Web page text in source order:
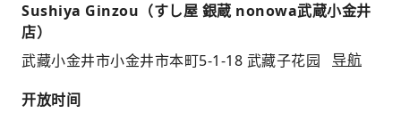
Sushiya Ginzou（すし屋 銀蔵 nonowa武蔵小金井
店）
武藏小金井市小金井市本町5-1-18 武藏子花园
导航
开放时间